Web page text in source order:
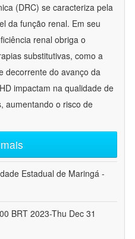
(DRC) se caracteriza pela
da função renal. Em seu
renal obriga o
substitutivas, como a
decorrente do avanço da
impactam na qualidade de
aumentando o risco de
Estadual de Maringá -
BRT 2023-Thu Dec 31